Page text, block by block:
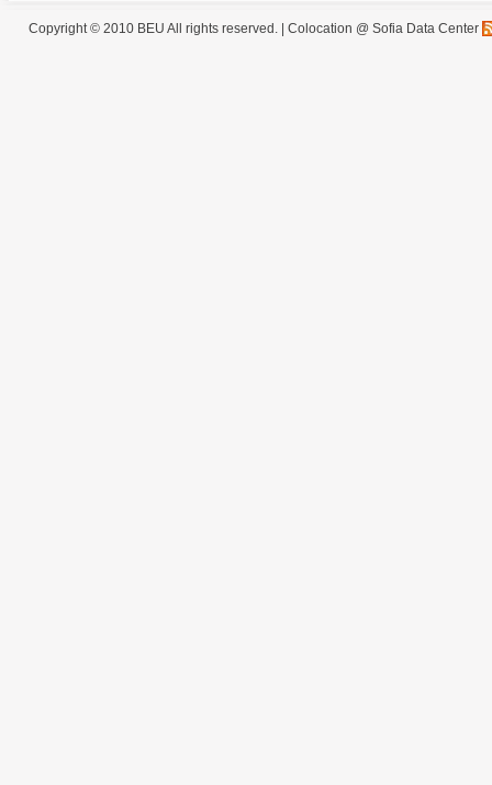
Copyright © 2010 BEU All rights reserved. | Colocation @ Sofia Data Center